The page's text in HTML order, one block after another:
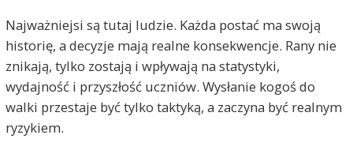
Najważniejsi są tutaj ludzie. Każda postać ma swoją
historię, a decyzje mają realne konsekwencje. Rany nie
znikają, tylko zostają i wpływają na statystyki,
wydajność i przyszłość uczniów. Wysłanie kogoś do
walki przestaje być tylko taktyką, a zaczyna być realnym
ryzykiem.